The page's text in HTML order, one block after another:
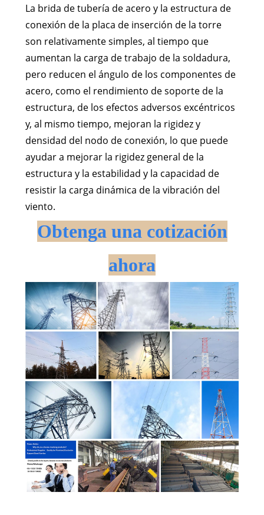
La brida de tubería de acero y la estructura de
conexión de la placa de inserción de la torre
son relativamente simples, al tiempo que
aumentan la carga de trabajo de la soldadura,
pero reducen el ángulo de los componentes de
acero, como el rendimiento de soporte de la
estructura, de los efectos adversos excéntricos
y, al mismo tiempo, mejoran la rigidez y
densidad del nodo de conexión, lo que puede
ayudar a mejorar la rigidez general de la
estructura y la estabilidad y la capacidad de
resistir la carga dinámica de la vibración del
viento.
Obtenga una cotización
ahora